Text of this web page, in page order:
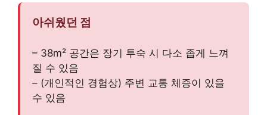
아쉬웠던 점
– 38m² 공간은 장기 투숙 시 다소 좁게 느껴
질 수 있음
– (개인적인 경험상) 주변 교통 체증이 있을
수 있음